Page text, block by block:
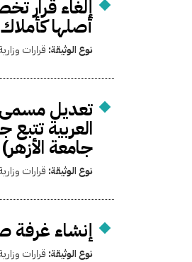
إلغاء قرار
أصلها
نوع الوثيقة: قرارات
تعديل مسمى
العربية تتبع
جامعة الأزهر)
نوع الوثيقة: قرارات
إنشاء غرفة
نوع الوثيقة: قرارات